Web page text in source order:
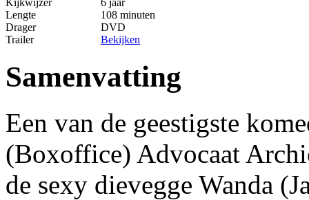
Lengte
108 minuten
Drager
DVD
Trailer
Bekijken
Samenvatting
Een van de geestigste
(Boxoffice) Advocaat
de sexy dievegge Wanda